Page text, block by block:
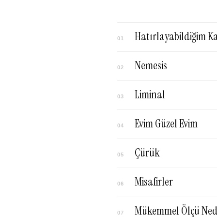
01 Hatırlayabildiğim
02 Nemesis
03 Liminal
04 Evim Güzel Evim
05 Çürük
06 Misafirler
07 Mükemmel Ölçü